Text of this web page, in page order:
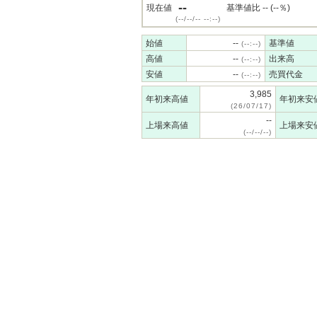
現在値 --
(--/--/-- --:--)
基準値比 -- (--％)
始値 -- (--:--)
基準値
高値
-- (--:--)
出来高
安値
-- (--:--) 売買代金
年初来高値 3,985
(26/07/17)
年初来安
上場来高値 --
(--/--/--)
上場来安